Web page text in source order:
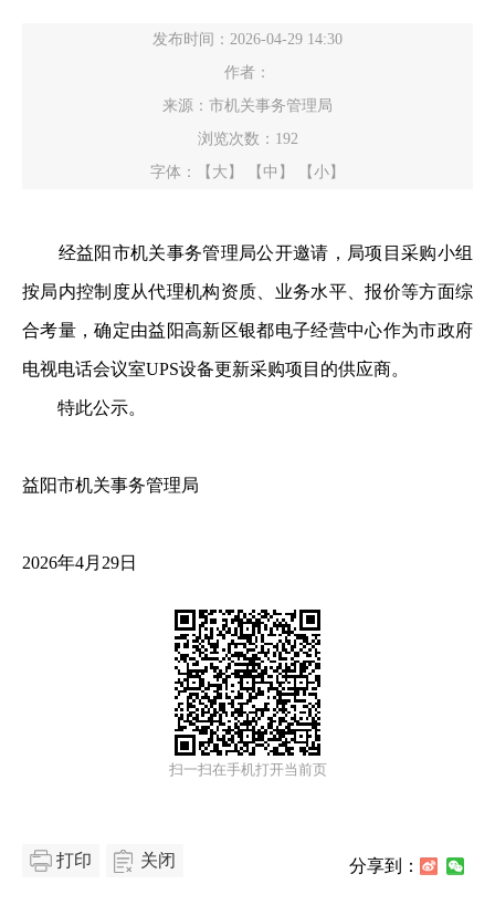
发布时间：2026-04-29 14:30
作者：
来源：市机关事务管理局
浏览次数： 192
字体：
【大】 【中】 【小】
经益阳市机关事务管理局公开邀请，局项目采购小组
按局内控制度从代理机构资质、业务水平、报价等方面综
合考量，确定由益阳高新区银都电子经营中心作为市政府
电视电话会议室UPS设备更新采购项目的供应商。
特此公示。
益阳市机关事务管理局
2026年4月29日
扫一扫在手机打开当前页
打印 关闭 分享到：